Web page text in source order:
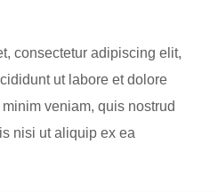
consectetur adipiscing elit,
ut labore et dolore
veniam, quis nostrud
nisi ut aliquip ex ea